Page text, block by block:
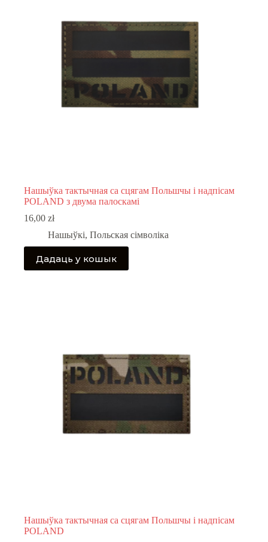
Нашыўка тактычная са сцягам Польшчы і надпісам
POLAND з двума палоскамі
16,00 zł
Нашыўкі, Польская сімволіка
Дадаць у кошык
Нашыўка тактычная са сцягам Польшчы і надпісам
POLAND